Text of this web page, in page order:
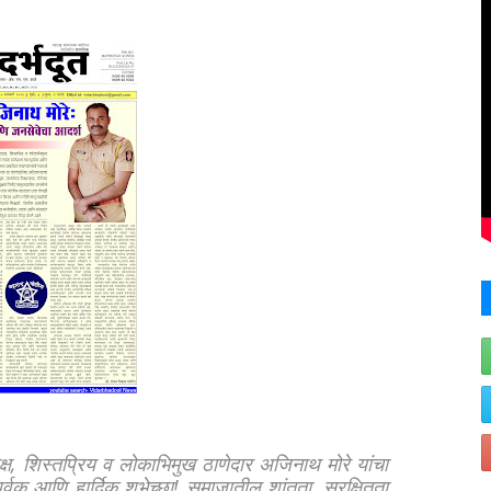
शिस्तप्रिय व लोकाभिमुख ठाणेदार अजिनाथ मोरे यांचा